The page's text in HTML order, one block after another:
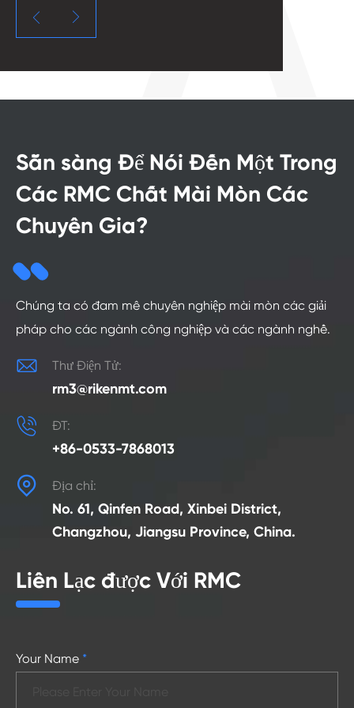
 
Sẵn sàng Để Nói Đến Một Trong
Các RMC Chất Mài Mòn Các
Chuyên Gia?
Chúng ta có đam mê chuyên nghiệp mài mòn các giải
pháp cho các ngành công nghiệp và các ngành nghề.
 Thư Điện Tử:
rm3@rikenmt.com
 ĐT:
+86-0533-7868013
 Địa chỉ:
No. 61, Qinfen Road, Xinbei District,
Changzhou, Jiangsu Province, China.
Liên Lạc được Với RMC
Your Name *